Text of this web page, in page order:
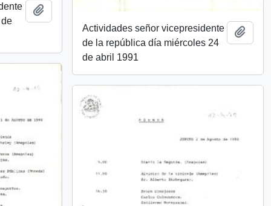
Añadir al portapapeles
Actividades señor vicepresidente
de la república día miércoles 24
de abril 1991